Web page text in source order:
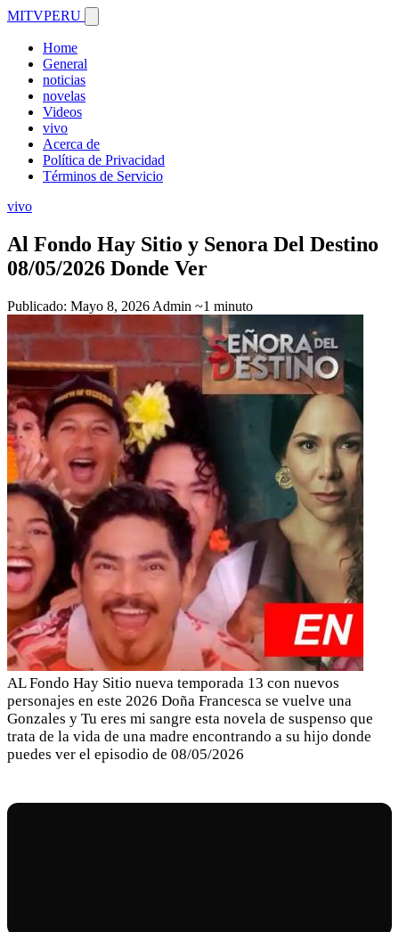
MITVPERU
Home
General
noticias
novelas
Videos
vivo
Acerca de
Política de Privacidad
Términos de Servicio
vivo
Al Fondo Hay Sitio y Senora Del Destino
08/05/2026 Donde Ver
Publicado: Mayo 8, 2026 Admin ~1 minuto
AL Fondo Hay Sitio nueva temporada 13 con nuevos
personajes en este 2026 Doña Francesca se vuelve una
Gonzales y Tu eres mi sangre esta novela de suspenso que
trata de la vida de una madre encontrando a su hijo donde
puedes ver el episodio de 08/05/2026